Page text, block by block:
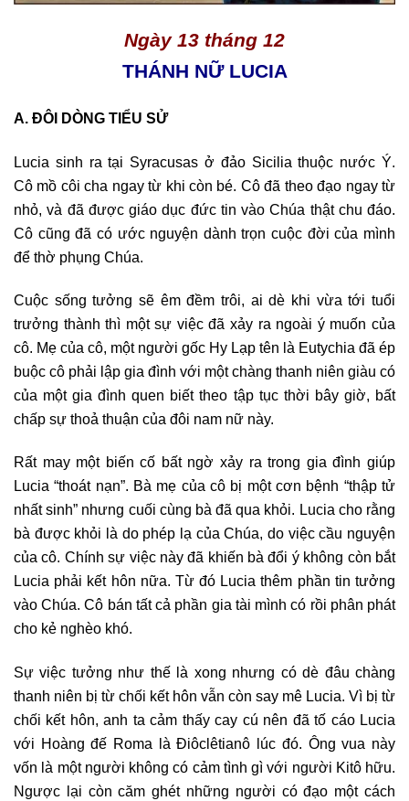
Ngày 13 tháng 12
THÁNH NỮ LUCIA
A. ĐÔI DÒNG TIỂU SỬ
Lucia sinh ra tại Syracusas ở đảo Sicilia thuộc nước Ý.
Cô mồ côi cha ngay từ khi còn bé. Cô đã theo đạo ngay từ
nhỏ, và đã được giáo dục đức tin vào Chúa thật chu đáo.
Cô cũng đã có ước nguyện dành trọn cuộc đời của mình
để thờ phụng Chúa.
Cuộc sống tưởng sẽ êm đềm trôi, ai dè khi vừa tới tuổi
trưởng thành thì một sự việc đã xảy ra ngoài ý muốn của
cô. Mẹ của cô, một người gốc Hy Lạp tên là Eutychia đã ép
buộc cô phải lập gia đình với một chàng thanh niên giàu có
của một gia đình quen biết theo tập tục thời bây giờ, bất
chấp sự thoả thuận của đôi nam nữ này.
Rất may một biến cố bất ngờ xảy ra trong gia đình giúp
Lucia “thoát nạn”. Bà mẹ của cô bị một cơn bệnh “thập tử
nhất sinh” nhưng cuối cùng bà đã qua khỏi. Lucia cho rằng
bà được khỏi là do phép lạ của Chúa, do việc cầu nguyện
của cô. Chính sự việc này đã khiến bà đổi ý không còn bắt
Lucia phải kết hôn nữa. Từ đó Lucia thêm phần tin tưởng
vào Chúa. Cô bán tất cả phần gia tài mình có rồi phân phát
cho kẻ nghèo khó.
Sự việc tưởng như thế là xong nhưng có dè đâu chàng
thanh niên bị từ chối kết hôn vẫn còn say mê Lucia. Vì bị từ
chối kết hôn, anh ta cảm thấy cay cú nên đã tố cáo Lucia
với Hoàng đế Roma là Ðiôclêtianô lúc đó. Ông vua này
vốn là một người không có cảm tình gì với người Kitô hữu.
Ngược lại còn căm ghét những người có đạo một cách